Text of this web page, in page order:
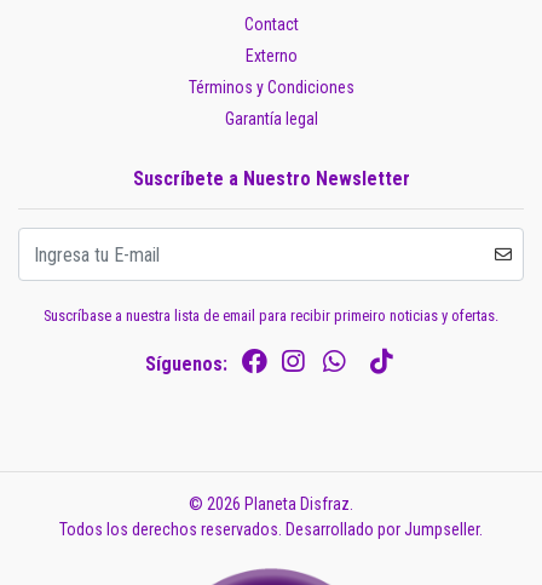
Contact
Externo
Términos y Condiciones
Garantía legal
Suscríbete a Nuestro Newsletter
Suscríbase a nuestra lista de email para recibir primeiro noticias y ofertas.
Síguenos:
© 2026 Planeta Disfraz.
Todos los derechos reservados. Desarrollado por Jumpseller.